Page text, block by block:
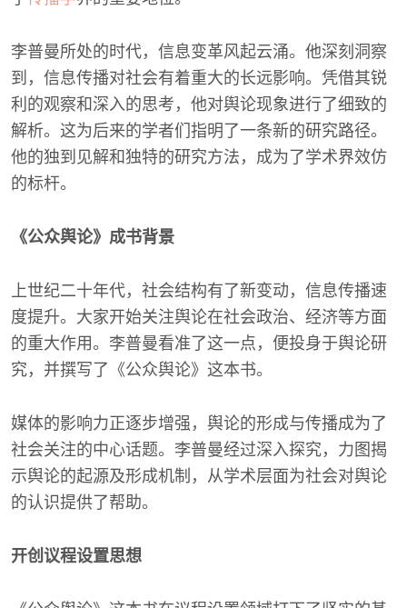
李普曼所处的时代，信息变革风起云涌。他深刻洞察
到，信息传播对社会有着重大的长远影响。凭借其锐
利的观察和深入的思考，他对舆论现象进行了细致的
解析。这为后来的学者们指明了一条新的研究路径。
他的独到见解和独特的研究方法，成为了学术界效仿
的标杆。
《公众舆论》成书背景
上世纪二十年代，社会结构有了新变动，信息传播速
度提升。大家开始关注舆论在社会政治、经济等方面
的重大作用。李普曼看准了这一点，便投身于舆论研
究，并撰写了《公众舆论》这本书。
媒体的影响力正逐步增强，舆论的形成与传播成为了
社会关注的中心话题。李普曼经过深入探究，力图揭
示舆论的起源及形成机制，从学术层面为社会对舆论
的认识提供了帮助。
开创议程设置思想